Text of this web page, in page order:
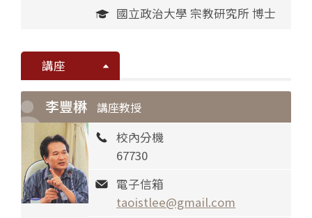
國立政治大學 宗教研究所 博士
講座
李豐楙 講座教授
校內分機
67730
電子信箱
taoistlee@gmail.com